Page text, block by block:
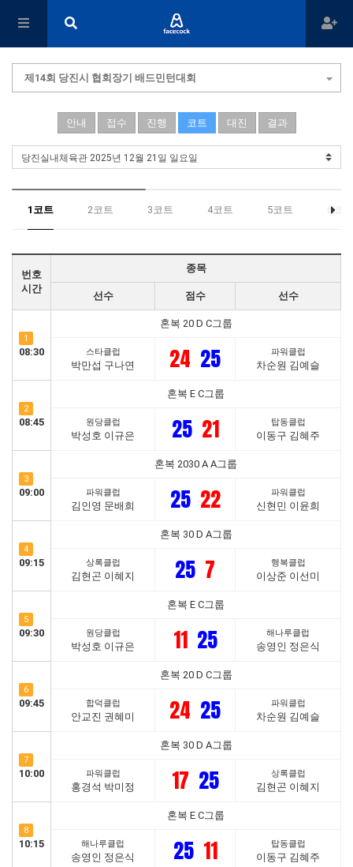
제14회 당진시 협회장기 배드민턴대회
안내 접수 진행 코트 대진 결과
1코트 2코트 3코트 4코트 5코트 6코트
번호
시간
종목
선수 점수 선수
1
08:30
혼복 20 D C그룹
스타클럽
박만섭 구나연 24 25 파워클럽
차순원 김예슬
2
08:45
혼복 E C그룹
원당클럽
박성호 이규은 25 21 탑동클럽
이동구 김혜주
3
09:00
혼복 2030 A A그룹
파워클럽
김인영 문배희 25 22 파워클럽
신현민 이윤희
4
09:15
혼복 30 D A그룹
상록클럽
김현곤 이혜지 25 7 행복클럽
이상준 이선미
5
09:30
혼복 E C그룹
원당클럽
박성호 이규은 11 25 해나루클럽
송영인 정은식
6
09:45
혼복 20 D C그룹
합덕클럽
안교진 권혜미 24 25 파워클럽
차순원 김예슬
7
10:00
혼복 30 D A그룹
파워클럽
홍경석 박미정 17 25 상록클럽
김현곤 이혜지
8
10:15
혼복 E C그룹
해나루클럽
송영인 정은식 25 11 탑동클럽
이동구 김혜주